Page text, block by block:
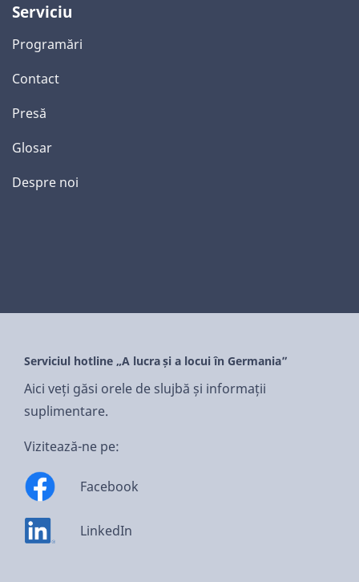
Serviciu
Programări
Contact
Presă
Glosar
Despre noi
Serviciul hotline „A lucra și a locui în Germania”
Aici veți găsi orele de slujbă și informații
suplimentare.
Vizitează-ne pe:
Facebook
LinkedIn